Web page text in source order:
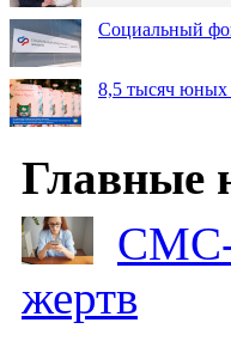
Социальный
8,5 тысяч юных
Главные
СМС-
жертв